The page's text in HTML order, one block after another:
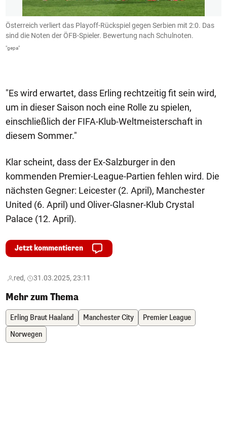
Österreich verliert das Playoff-Rückspiel gegen Serbien mit 2:0. Das
sind die Noten der ÖFB-Spieler. Bewertung nach Schulnoten.
"gepa"
"Es wird erwartet, dass Erling rechtzeitig fit sein wird,
um in dieser Saison noch eine Rolle zu spielen,
einschließlich der FIFA-Klub-Weltmeisterschaft in
diesem Sommer."
Klar scheint, dass der Ex-Salzburger in den
kommenden Premier-League-Partien fehlen wird. Die
nächsten Gegner: Leicester (2. April), Manchester
United (6. April) und Oliver-Glasner-Klub Crystal
Palace (12. April).
Jetzt kommentieren
red, 31.03.2025, 23:11
Mehr zum Thema
Erling Braut Haaland Manchester City
Premier League
Norwegen